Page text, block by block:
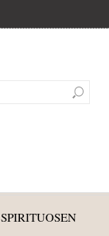
SPIRITUOSEN